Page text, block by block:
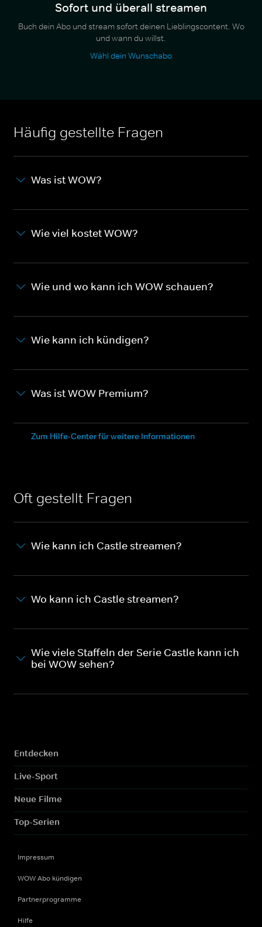
Sofort und überall streamen
Buch dein Abo und stream sofort deinen Lieblingscontent. Wo
und wann du willst.
Wähl dein Wunschabo
Häufig gestellte Fragen
Was ist WOW?
Wie viel kostet WOW?
Wie und wo kann ich WOW schauen?
Wie kann ich kündigen?
Was ist WOW Premium?
Zum Hilfe-Center für weitere Informationen
Oft gestellt Fragen
Wie kann ich Castle streamen?
Wo kann ich Castle streamen?
Wie viele Staffeln der Serie Castle kann ich
bei WOW sehen?
Entdecken
Live-Sport
Neue Filme
Top-Serien
Impressum
WOW Abo kündigen
Partnerprogramme
Hilfe